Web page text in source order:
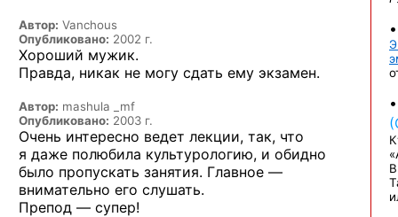
Автор: Vanchous
Опубликовано: 2002 г.
Хороший мужик.
Правда, никак не могу сдать ему экзамен.
Автор: mashula _mf
Опубликовано: 2003 г.
Очень интересно ведет лекции, так, что
я даже полюбила культурологию, и обидно
было пропускать занятия. Главное —
внимательно его слушать.
Препод — супер!